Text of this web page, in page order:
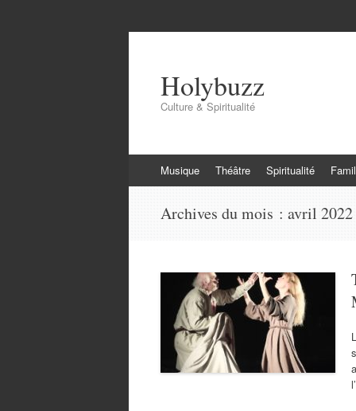
Holybuzz
Culture & Spiritualité
au
Musique Théâtre Spiritualité
Archives du mois : avril 2022